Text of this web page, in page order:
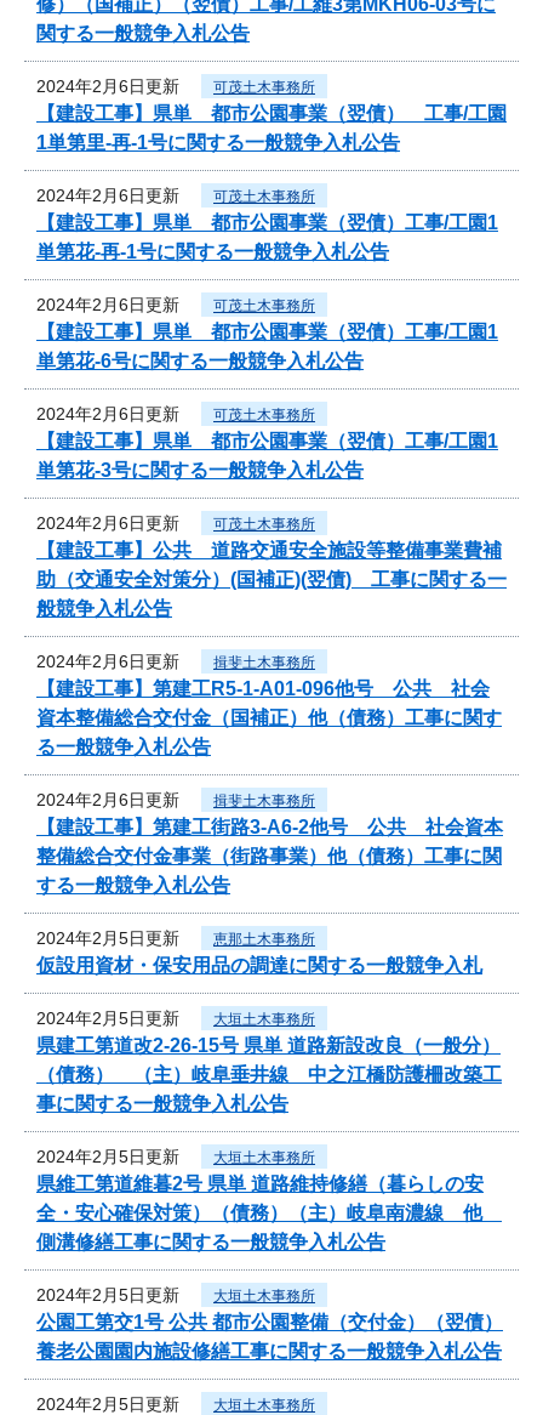
関する一般競争入札公告
2024年2月6日更新 可茂土木事務所
【建設工事】県単 都市公園事業（翌債） 工事/工園
1単第里-再-1号に関する一般競争入札公告
2024年2月6日更新 可茂土木事務所
【建設工事】県単 都市公園事業（翌債）工事/工園1
単第花-再-1号に関する一般競争入札公告
2024年2月6日更新 可茂土木事務所
【建設工事】県単 都市公園事業（翌債）工事/工園1
単第花-6号に関する一般競争入札公告
2024年2月6日更新 可茂土木事務所
【建設工事】県単 都市公園事業（翌債）工事/工園1
単第花-3号に関する一般競争入札公告
2024年2月6日更新 可茂土木事務所
【建設工事】公共 道路交通安全施設等整備事業費補
助（交通安全対策分）(国補正)(翌債) 工事に関する一
般競争入札公告
2024年2月6日更新 揖斐土木事務所
【建設工事】第建工R5-1-A01-096他号 公共 社会
資本整備総合交付金（国補正）他（債務）工事に関す
る一般競争入札公告
2024年2月6日更新 揖斐土木事務所
【建設工事】第建工街路3-A6-2他号 公共 社会資本
整備総合交付金事業（街路事業）他（債務）工事に関
する一般競争入札公告
2024年2月5日更新 恵那土木事務所
仮設用資材・保安用品の調達に関する一般競争入札
2024年2月5日更新 大垣土木事務所
県建工第道改2-26-15号 県単 道路新設改良（一般分）
（債務） （主）岐阜垂井線 中之江橋防護柵改築工
事に関する一般競争入札公告
2024年2月5日更新 大垣土木事務所
県維工第道維暮2号 県単 道路維持修繕（暮らしの安
全・安心確保対策）（債務）（主）岐阜南濃線 他
側溝修繕工事に関する一般競争入札公告
2024年2月5日更新 大垣土木事務所
公園工第交1号 公共 都市公園整備（交付金）（翌債）
養老公園園内施設修繕工事に関する一般競争入札公告
2024年2月5日更新 大垣土木事務所